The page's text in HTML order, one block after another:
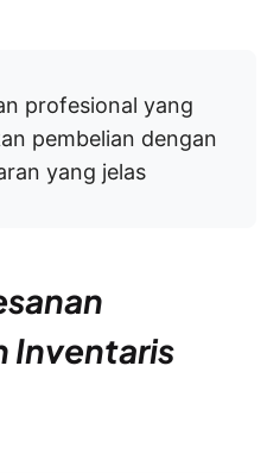
profesional yang
pembelian dengan
yang jelas
Inventaris